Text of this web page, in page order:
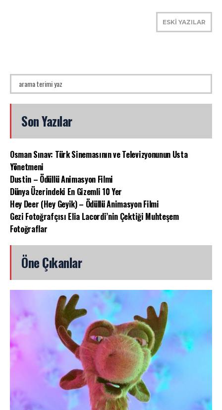
ESKİ YAZILAR
Son Yazılar
Osman Sınav: Türk Sinemasının ve Televizyonunun Usta
Yönetmeni
Dustin – Ödüllü Animasyon Filmi
Dünya Üzerindeki En Gizemli 10 Yer
Hey Deer (Hey Geyik) – Ödüllü Animasyon Filmi
Gezi Fotoğrafçısı Elia Lacordi’nin Çektiği Muhteşem
Fotoğraflar
Öne Çıkanlar